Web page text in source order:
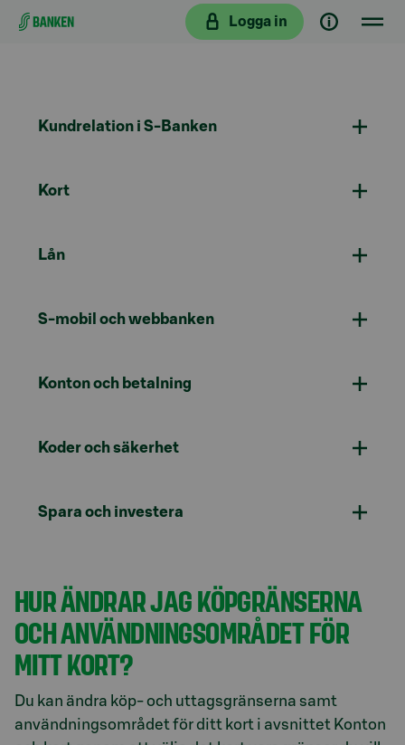
Gå direkt till innehållet
Logga in
Kundrelation i S-Banken
Kort
Lån
S-mobil och webbanken
Konton och betalning
Koder och säkerhet
Spara och investera
HUR ÄNDRAR JAG KÖPGRÄNSERNA
OCH ANVÄNDNINGSOMRÅDET FÖR
MITT KORT?
Du kan ändra köp- och uttagsgränserna samt
användningsområdet för ditt kort i avsnittet Konton